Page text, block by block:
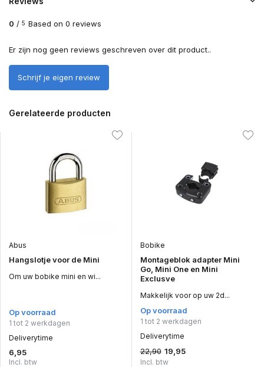
0 / 5 Based on 0 reviews
Er zijn nog geen reviews geschreven over dit product..
Schrijf je eigen review
Gerelateerde producten
Abus
Hangslotje voor de Mini
Om uw bobike mini en wi...
Op voorraad
1 tot 2 werkdagen
Deliverytime
6,95
Incl. btw
Bobike
Montageblok adapter Mini
Go, Mini One en Mini
Exclusve
Makkelijk voor op uw 2d...
Op voorraad
1 tot 2 werkdagen
Deliverytime
22,90 19,95
Incl. btw